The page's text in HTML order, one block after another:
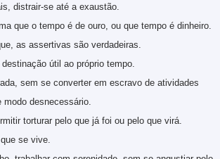
distrair-se até a exaustão.
que o tempo é de ouro, ou que tempo é dinheiro.
as assertivas são verdadeiras.
útil ao próprio tempo.
sem se converter em escravo de atividades
desnecessário.
torturar pelo que já foi ou pelo que virá.
se vive.